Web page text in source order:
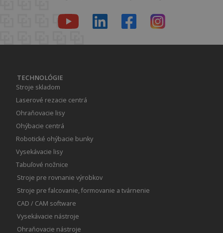
TECHNOLÓGIE
Stroje skladom
Laserové rezacie centrá
Ohraňovacie lisy
Ohýbacie centrá
Robotické ohýbacie bunky
Vysekávacie lisy
Tabuľové nožnice
Stroje pre rovnanie výrobkov
Stroje pre falcovanie, formovanie a tvárnenie
CAD / CAM software
Vysekávacie nástroje
Ohraňovacie nástroje